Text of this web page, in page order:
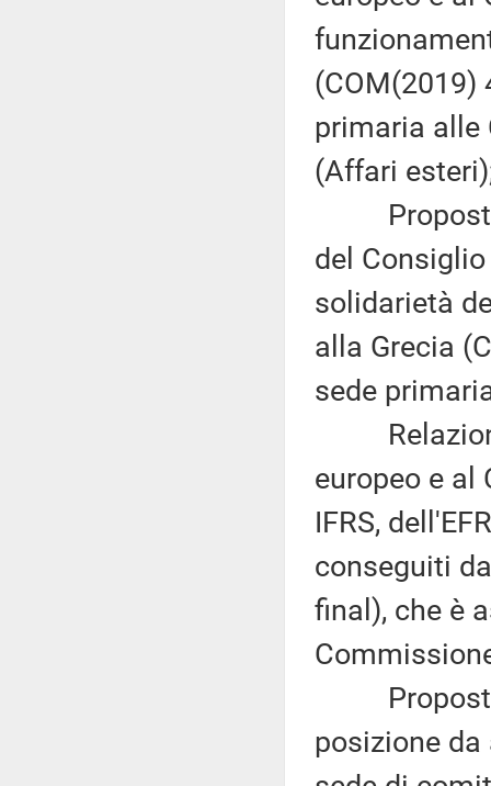
(COM(2019)
primaria alle
(Affari
Proposta
del
solidarietà
alla Grecia
sede
Relazione
europeo e al
IFRS,
conseguiti
final), che è
Proposta
posizione